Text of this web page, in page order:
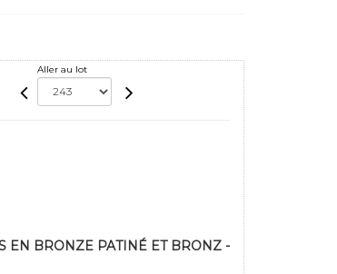
Aller au lot
EN BRONZE PATINÉ ET BRONZ -